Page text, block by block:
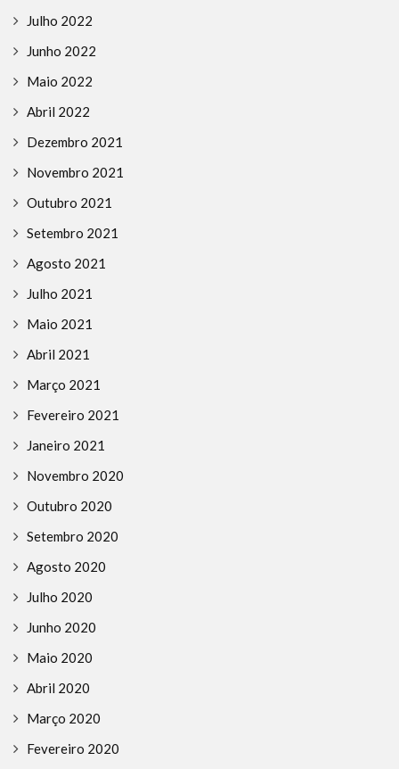
Julho 2022
Junho 2022
Maio 2022
Abril 2022
Dezembro 2021
Novembro 2021
Outubro 2021
Setembro 2021
Agosto 2021
Julho 2021
Maio 2021
Abril 2021
Março 2021
Fevereiro 2021
Janeiro 2021
Novembro 2020
Outubro 2020
Setembro 2020
Agosto 2020
Julho 2020
Junho 2020
Maio 2020
Abril 2020
Março 2020
Fevereiro 2020